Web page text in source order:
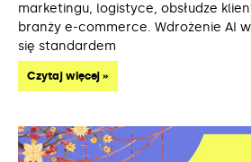
marketingu, logistyce, obsłudze
branży e-commerce. Wdrożenie AI
się standardem
Czytaj więcej »